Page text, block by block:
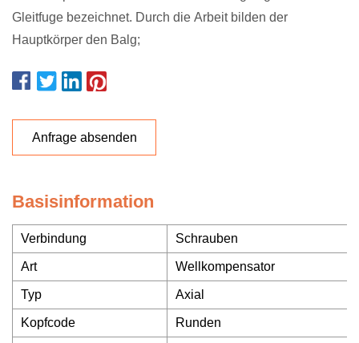
Gleitfuge bezeichnet. Durch die Arbeit bilden der
Hauptkörper den Balg;
Anfrage absenden
Basisinformation
Verbindung Schrauben
Art Wellkompensator
Typ Axial
Kopfcode Runden